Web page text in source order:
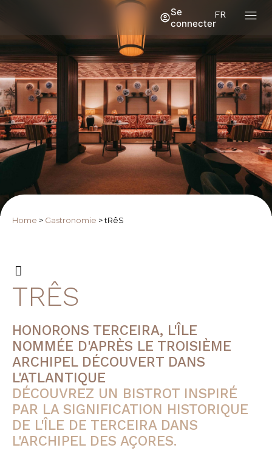
FR
Se
connecter
Home > Gastronomie >tRêS
TRÊS
HONORONS TERCEIRA, L'ÎLE
NOMMÉE D'APRÈS LE TROISIÈME
ARCHIPEL DÉCOUVERT DANS
L'ATLANTIQUE
DÉCOUVREZ UN BISTROT INSPIRÉ
PAR LA SIGNIFICATION HISTORIQUE
DE L'ÎLE DE TERCEIRA DANS
L'ARCHIPEL DES AÇORES.